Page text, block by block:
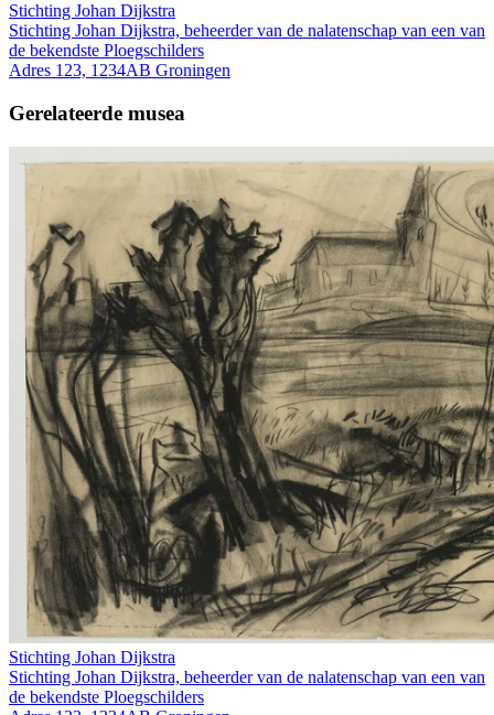
Stichting Johan Dijkstra
Stichting Johan Dijkstra, beheerder van de nalatenschap van een van
de bekendste Ploegschilders
Adres 123, 1234AB Groningen
Gerelateerde musea
Stichting Johan Dijkstra
Stichting Johan Dijkstra, beheerder van de nalatenschap van een van
de bekendste Ploegschilders